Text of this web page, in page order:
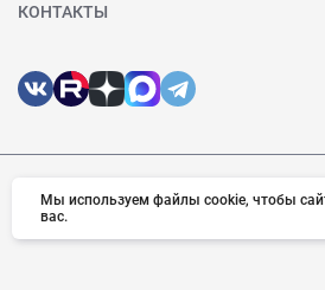
КОНТАКТЫ
© 2026 Веда МК. Все
Мы используем файлы cookie, чтобы
вас.